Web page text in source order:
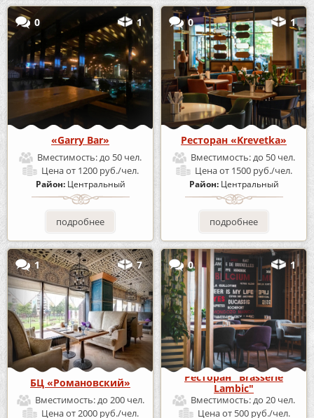
0 1
«Garry Bar»
Вместимость:до 50 чел.
Ценаот 1200 руб./чел.
Район: Центральный
подробнее
0 1
Ресторан «Krevetka»
Вместимость:до 50 чел.
Ценаот 1500 руб./чел.
Район: Центральный
подробнее
1 7
БЦ «Романовский»
Вместимость:до 200 чел.
Ценаот 2000 руб./чел.
0 1
Ресторан "Brasserie
Lambic"
Вместимость:до 20 чел.
Ценаот 500 руб./чел.